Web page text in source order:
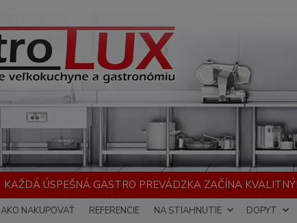
KAŽDÁ ÚSPEŠNÁ GASTRO PREVÁDZKA ZAČÍNA
AKO NAKUPOVAŤ REFERENCIE NA STIAHNUTIE DOPYT